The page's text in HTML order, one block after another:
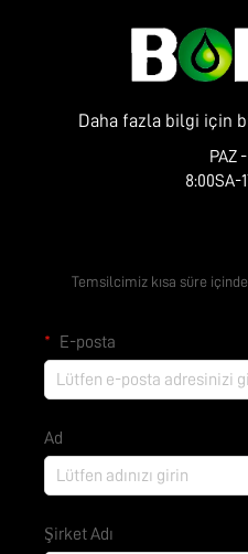
Daha fazla bilgi için
PAZ
8:00SA-
Temsilcimiz kısa süre
E-posta
Ad
Şirket Adı